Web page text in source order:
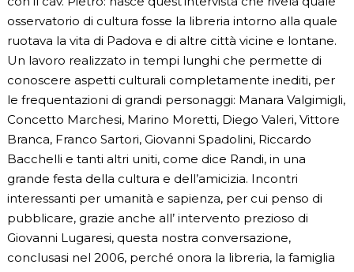
osservatorio di cultura fosse la libreria intorno alla quale
ruotava la vita di Padova e di altre città vicine e lontane.
Un lavoro realizzato in tempi lunghi che permette di
conoscere aspetti culturali completamente inediti, per
le frequentazioni di grandi personaggi: Manara Valgimigli,
Concetto Marchesi, Marino Moretti, Diego Valeri, Vittore
Branca, Franco Sartori, Giovanni Spadolini, Riccardo
Bacchelli e tanti altri uniti, come dice Randi, in una
grande festa della cultura e dell’amicizia. Incontri
interessanti per umanità e sapienza, per cui penso di
pubblicare, grazie anche all’ intervento prezioso di
Giovanni Lugaresi, questa nostra conversazione,
conclusasi nel 2006, perché onora la libreria, la famiglia